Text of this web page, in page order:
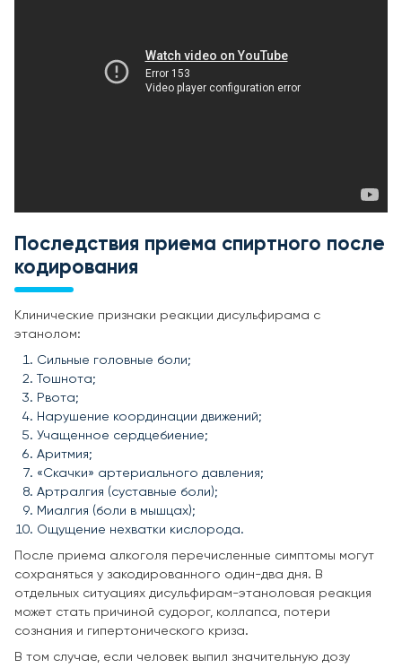
Последствия приема спиртного после
кодирования
Клинические признаки реакции дисульфирама с
этанолом:
Сильные головные боли;
Тошнота;
Рвота;
Нарушение координации движений;
Учащенное сердцебиение;
Аритмия;
«Скачки» артериального давления;
Артралгия (суставные боли);
Миалгия (боли в мышцах);
Ощущение нехватки кислорода.
После приема алкоголя перечисленные симптомы могут
сохраняться у закодированного один-два дня. В
отдельных ситуациях дисульфирам-этаноловая реакция
может стать причиной судорог, коллапса, потери
сознания и гипертонического криза.
В том случае, если человек выпил значительную дозу